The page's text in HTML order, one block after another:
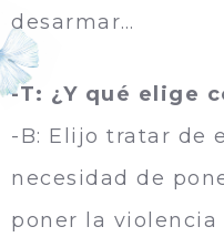
desarmar…
-T: ¿Y qué elige
-B: Elijo tratar de
necesidad de
poner la violencia